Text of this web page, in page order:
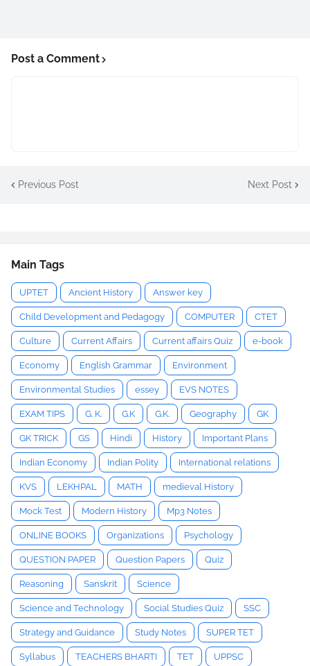
Post a Comment
Previous Post Next Post
Main Tags
UPTET Ancient History Answer key
Child Development and Pedagogy COMPUTER CTET
Culture Current Affairs Current affairs Quiz e-book
Economy English Grammar Environment
Environmental Studies essey EVS NOTES
EXAM TIPS G. K. G.K G.K. Geography GK
GK TRICK GS Hindi History Important Plans
Indian Economy Indian Polity International relations
KVS LEKHPAL MATH medieval History
Mock Test Modern History Mp3 Notes
ONLINE BOOKS Organizations Psychology
QUESTION PAPER Question Papers Quiz
Reasoning Sanskrit Science
Science and Technology Social Studies Quiz SSC
Strategy and Guidance Study Notes SUPER TET
Syllabus TEACHERS BHARTI TET UPPSC